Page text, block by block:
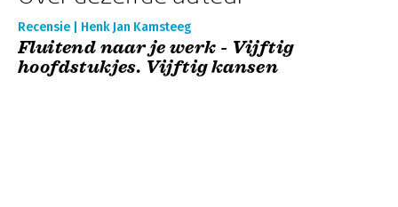
Recensie | Henk Jan Kamsteeg
Fluitend naar je werk - Vijftig
hoofdstukjes. Vijftig kansen